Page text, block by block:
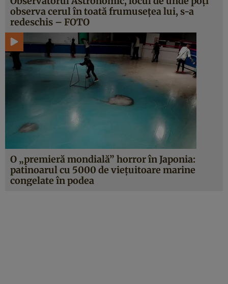
observa cerul în toată frumuseţea lui, s-a
redeschis – FOTO
O „premieră mondială” horror în Japonia:
patinoarul cu 5000 de vieţuitoare marine
congelate în podea